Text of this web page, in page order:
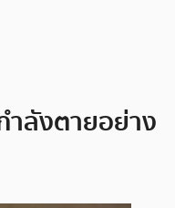
ำลังตายอย่าง